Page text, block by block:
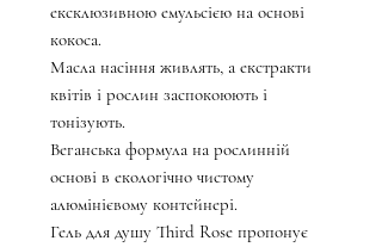
ексклюзивною емульсією на основі
кокоса.
Масла насіння живлять, а екстракти
квітів і рослин заспокоюють і
тонізують.
Веганська формула на рослинній
основі в екологічно чистому
алюмінієвому контейнері.
Гель для душу Third Rose пропонує